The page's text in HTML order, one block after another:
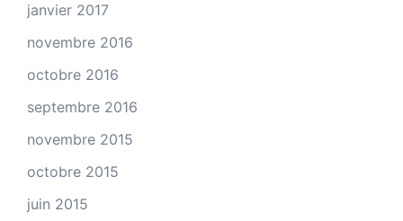
janvier 2017
novembre 2016
octobre 2016
septembre 2016
novembre 2015
octobre 2015
juin 2015